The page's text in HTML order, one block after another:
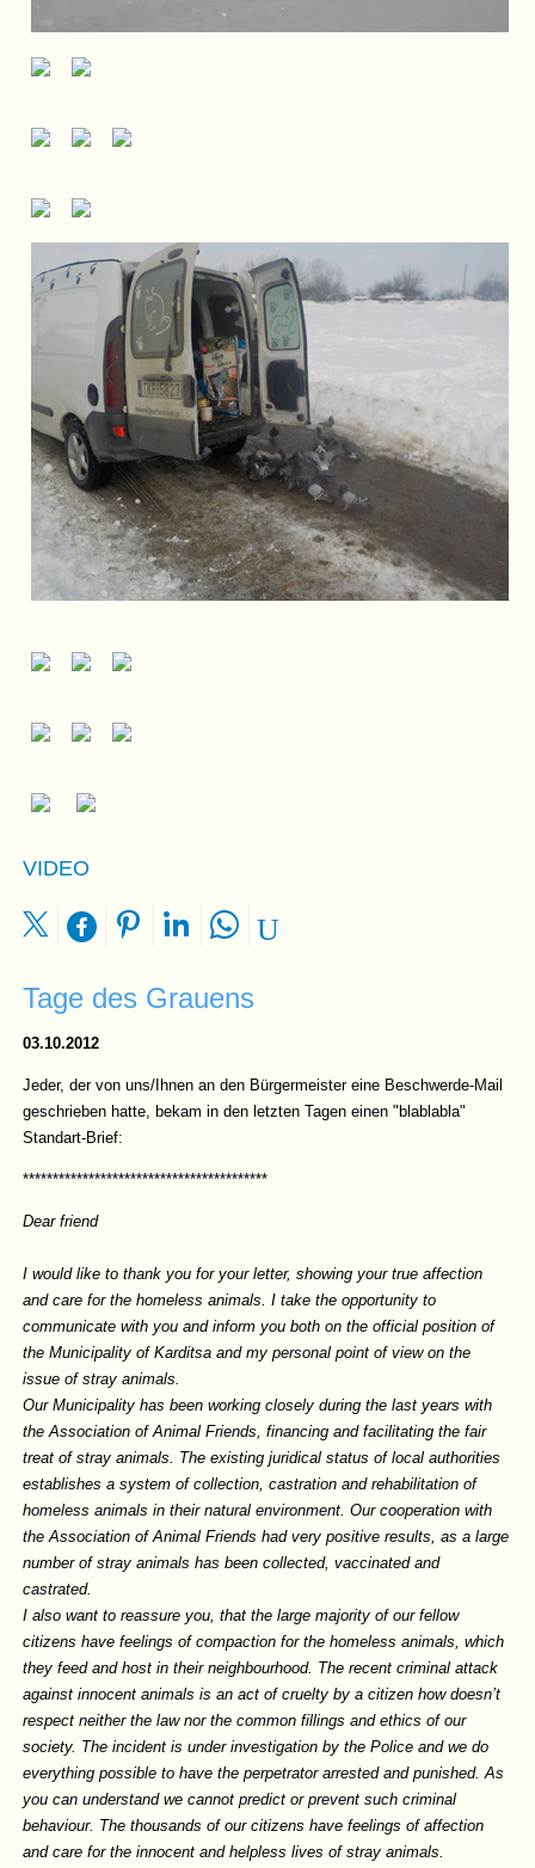
VIDEO
Tage des Grauens
03.10.2012
Jeder, der von uns/Ihnen an den Bürgermeister eine Beschwerde-Mail
geschrieben hatte, bekam in den letzten Tagen einen "blablabla"
Standart-Brief:
*****************************************
Dear friend
I would like to thank you for your letter, showing your true affection
and care for the homeless animals. I take the opportunity to
communicate with you and inform you both on the official position of
the Municipality of Karditsa and my personal point of view on the
issue of stray animals.
Our Municipality has been working closely during the last years with
the Association of Animal Friends, financing and facilitating the fair
treat of stray animals. The existing juridical status of local authorities
establishes a system of collection, castration and rehabilitation of
homeless animals in their natural environment. Our cooperation with
the Association of Animal Friends had very positive results, as a large
number of stray animals has been collected, vaccinated and
castrated.
I also want to reassure you, that the large majority of our fellow
citizens have feelings of compaction for the homeless animals, which
they feed and host in their neighbourhood. The recent criminal attack
against innocent animals is an act of cruelty by a citizen how doesn’t
respect neither the law nor the common fillings and ethics of our
society. The incident is under investigation by the Police and we do
everything possible to have the perpetrator arrested and punished. As
you can understand we cannot predict or prevent such criminal
behaviour. The thousands of our citizens have feelings of affection
and care for the innocent and helpless lives of stray animals.